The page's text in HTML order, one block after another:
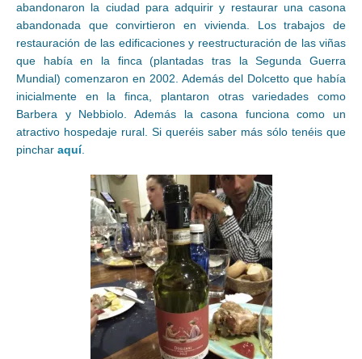
abandonaron la ciudad para adquirir y restaurar una casona
abandonada que convirtieron en vivienda. Los trabajos de
restauración de las edificaciones y reestructuración de las viñas
que había en la finca (plantadas tras la Segunda Guerra
Mundial) comenzaron en 2002. Además del Dolcetto que había
inicialmente en la finca, plantaron otras variedades como
Barbera y Nebbiolo. Además la casona funciona como un
atractivo hospedaje rural. Si queréis saber más sólo tenéis que
pinchar aquí.